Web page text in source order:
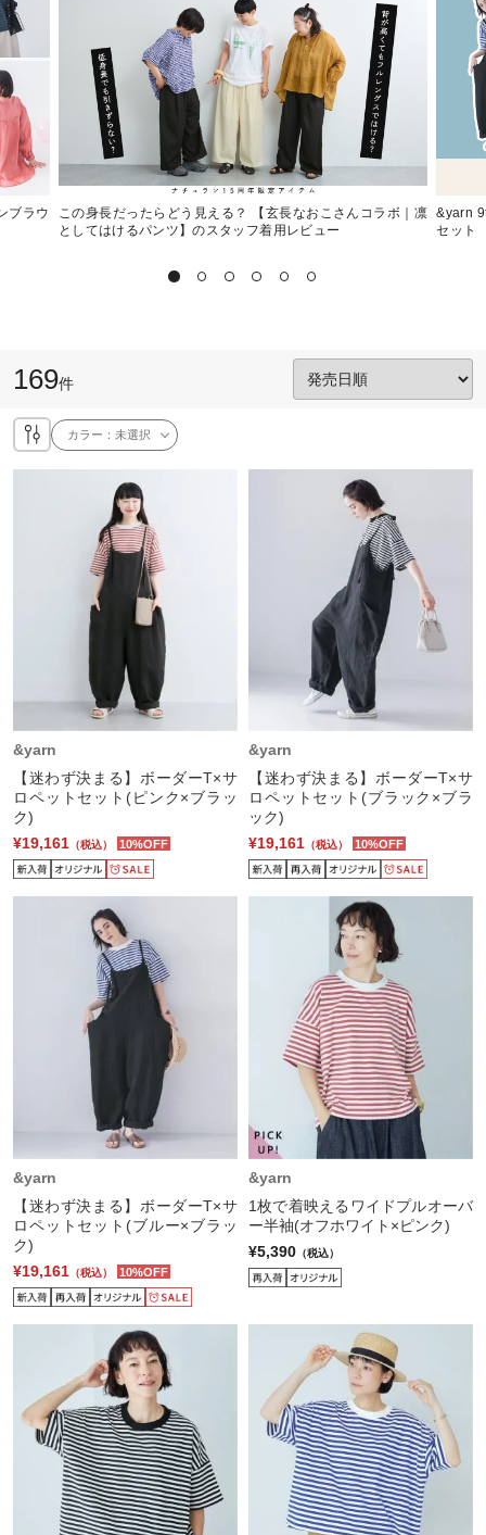
ブラウ
この身長だったらどう見える？ 【玄長なおこさんコラボ｜凛
としてはけるパンツ】のスタッフ着用レビュー
&yarn
セット
169件
カラー：未選択
&yarn
【迷わず決まる】ボーダーT×サ
ロペットセット(ピンク×ブラッ
ク)
¥19,161 （税込） 10%OFF
&yarn
【迷わず決まる】ボーダーT×サ
ロペットセット(ブラック×ブラ
ック)
¥19,161 （税込） 10%OFF
&yarn
【迷わず決まる】ボーダーT×サ
ロペットセット(ブルー×ブラッ
ク)
¥19,161 （税込） 10%OFF
&yarn
1枚で着映えるワイドプルオーバ
ー半袖(オフホワイト×ピンク)
¥5,390 （税込）